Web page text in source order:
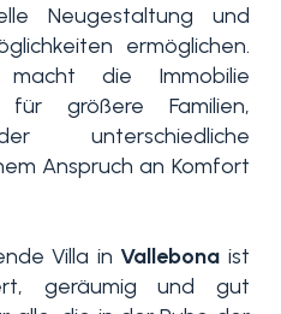
Neugestaltung und
ermöglichen.
macht die Immobilie
größere Familien,
unterschiedliche
Anspruch an Komfort
Villa in Vallebona ist
geräumig und gut